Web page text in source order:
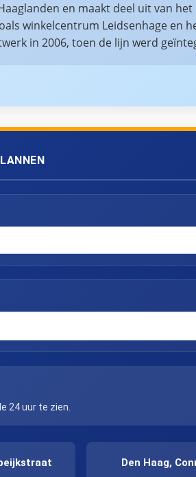
en maakt deel uit van
winkelcentrum Leidsenhage en
in 2006, toen de lijn werd
24 uur te zien.
Den Haag,